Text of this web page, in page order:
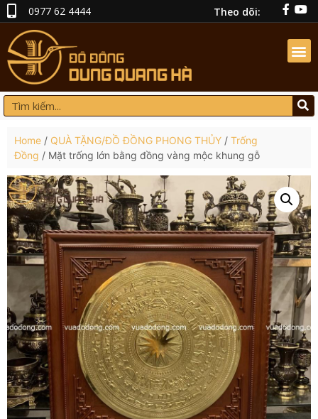
0977 62 4444 Theo dõi:
Home / QUÀ TẶNG/ĐỒ ĐỒNG PHONG THỦY / Trống
Đồng / Mặt trống lớn bằng đồng vàng mộc khung gỗ